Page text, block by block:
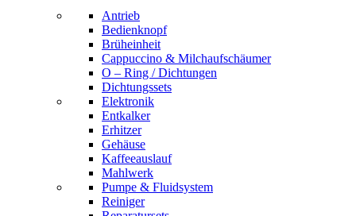
Antrieb
Bedienknopf
Brüheinheit
Cappuccino & Milchaufschäumer
O – Ring / Dichtungen
Dichtungssets
Elektronik
Entkalker
Erhitzer
Gehäuse
Kaffeeauslauf
Mahlwerk
Pumpe & Fluidsystem
Reiniger